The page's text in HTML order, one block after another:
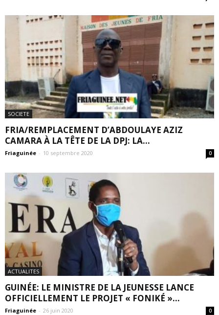
SOCIETE
FRIA/REMPLACEMENT D’ABDOULAYE AZIZ
CAMARA À LA TÊTE DE LA DPJ: LA...
Friaguinée - 10 septembre 2020 0
ACTUALITES
GUINÉE: LE MINISTRE DE LA JEUNESSE LANCE
OFFICIELLEMENT LE PROJET « FONIKÉ »...
Friaguinée - 26 juin 2020 0